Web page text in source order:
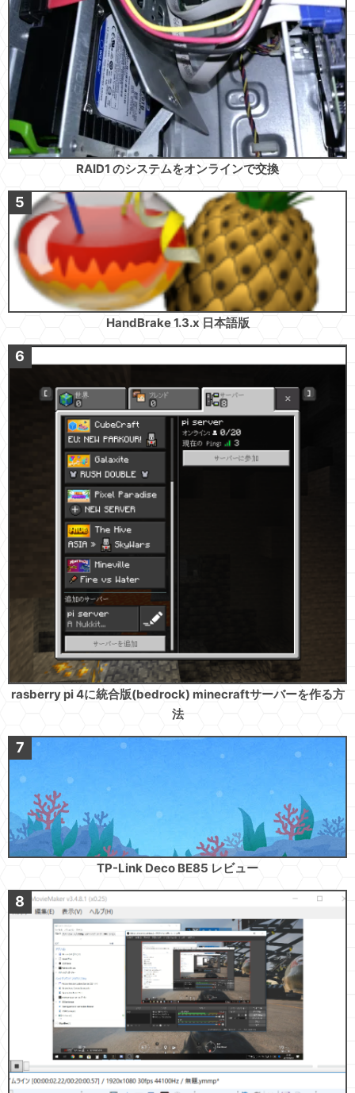
RAID1 のシステムをオンラインで交換
HandBrake 1.3.x 日本語版
rasberry pi 4に統合版(bedrock) minecraftサーバーを作る方
法
TP-Link Deco BE85 レビュー